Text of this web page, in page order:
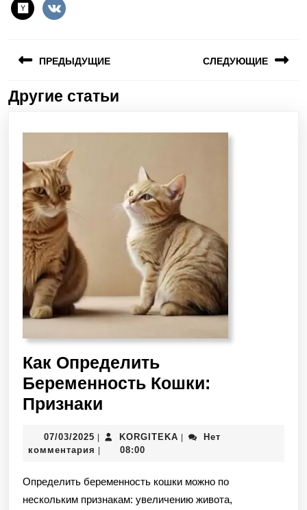
ПРЕДЫДУЩИЕ СЛЕДУЮЩИЕ
Другие статьи
Как Определить
Беременность Кошки:
Признаки
07/03/2025 | KORGITEKA |
Нет
комментария | 08:00
Определить беременность кошки можно по
нескольким признакам: увеличению живота,